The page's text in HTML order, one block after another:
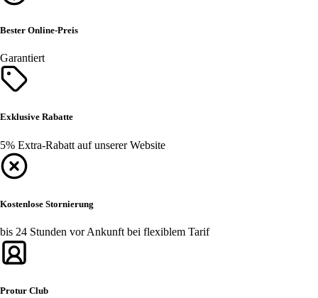
Bester Online-Preis
Garantiert
Exklusive Rabatte
5% Extra-Rabatt auf unserer Website
Kostenlose Stornierung
bis 24 Stunden vor Ankunft bei flexiblem Tarif
Protur Club